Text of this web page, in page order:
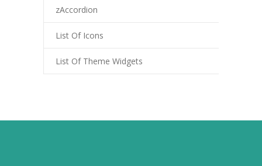
-- Betreuung
---- Frühbetreuung
---- Betreuung bis 14:00 Uhr
zAccordion
List Of Icons
List Of Theme Widgets